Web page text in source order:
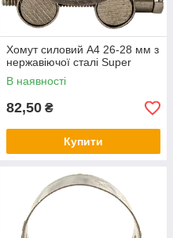
Хомут силовий А4 26-28 мм з
нержавіючої сталі Super
В наявності
82,50 ₴
Купити